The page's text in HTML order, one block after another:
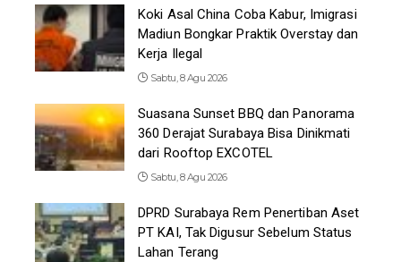
Koki Asal China Coba Kabur, Imigrasi
Madiun Bongkar Praktik Overstay dan
Kerja Ilegal
Sabtu, 8 Agu 2026
Suasana Sunset BBQ dan Panorama
360 Derajat Surabaya Bisa Dinikmati
dari Rooftop EXCOTEL
Sabtu, 8 Agu 2026
DPRD Surabaya Rem Penertiban Aset
PT KAI, Tak Digusur Sebelum Status
Lahan Terang